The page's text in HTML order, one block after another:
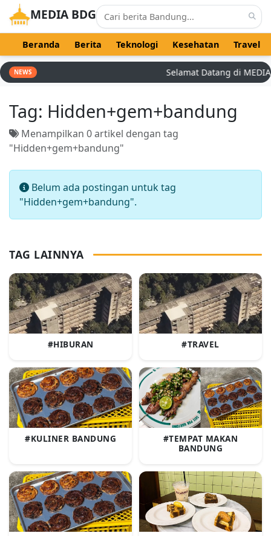
MEDIA BDG
Beranda Berita Teknologi Kesehatan Travel
NEWS Selamat Datang di
Tag: Hidden+gem+bandung
Menampilkan 0 artikel dengan tag
"Hidden+gem+bandung"
Belum ada postingan untuk tag
"Hidden+gem+bandung".
TAG LAINNYA
#HIBURAN #TRAVEL
#KULINER BANDUNG
#TEMPAT MAKAN
BANDUNG